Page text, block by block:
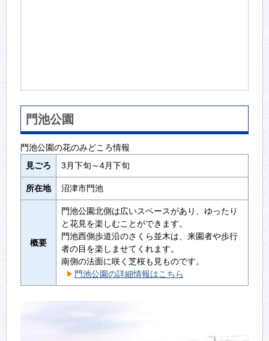
門池公園
門池公園の花のみどころ情報
見ごろ
3月下旬～4月下旬
所在地 沼津市門池
概要
門池公園北側は広いスペースがあり、ゆったり
と花見を楽しむことができます。
門池西側歩道沿のさくら並木は、来園者や歩行
者の目を楽しませてくれます。
南側の法面に咲く芝桜も見ものです。
門池公園の詳細情報はこちら